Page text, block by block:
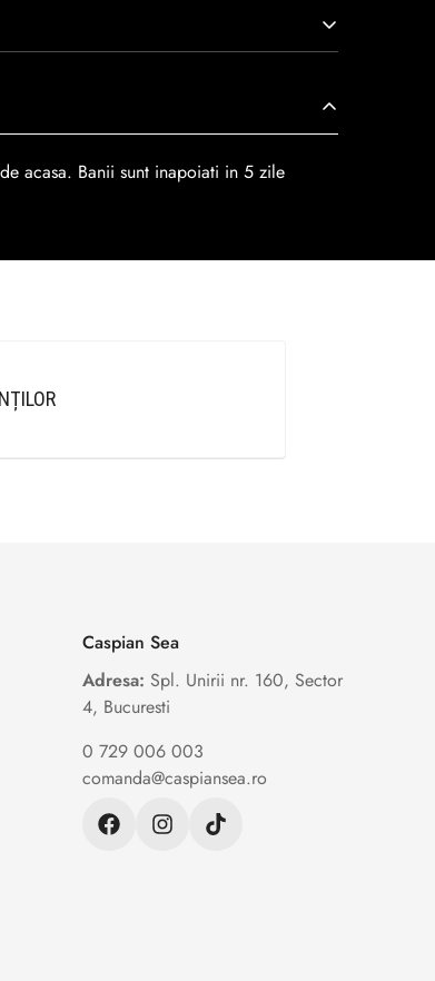
acasa. Banii sunt inapoiati in 5 zile
Caspian Sea
Adresa: Spl. Unirii nr. 160, Sector
4, Bucuresti
0 729 006 003
comanda@caspiansea.ro